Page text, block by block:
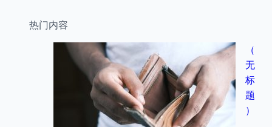
热门内容
（
无
标
题
）